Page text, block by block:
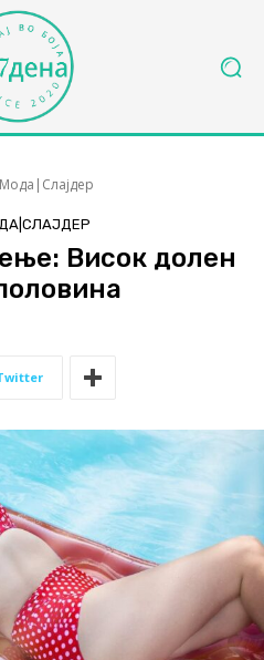
Висок долен